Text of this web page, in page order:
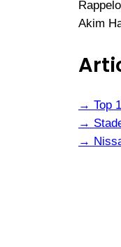
Akim
→ Top
→
→